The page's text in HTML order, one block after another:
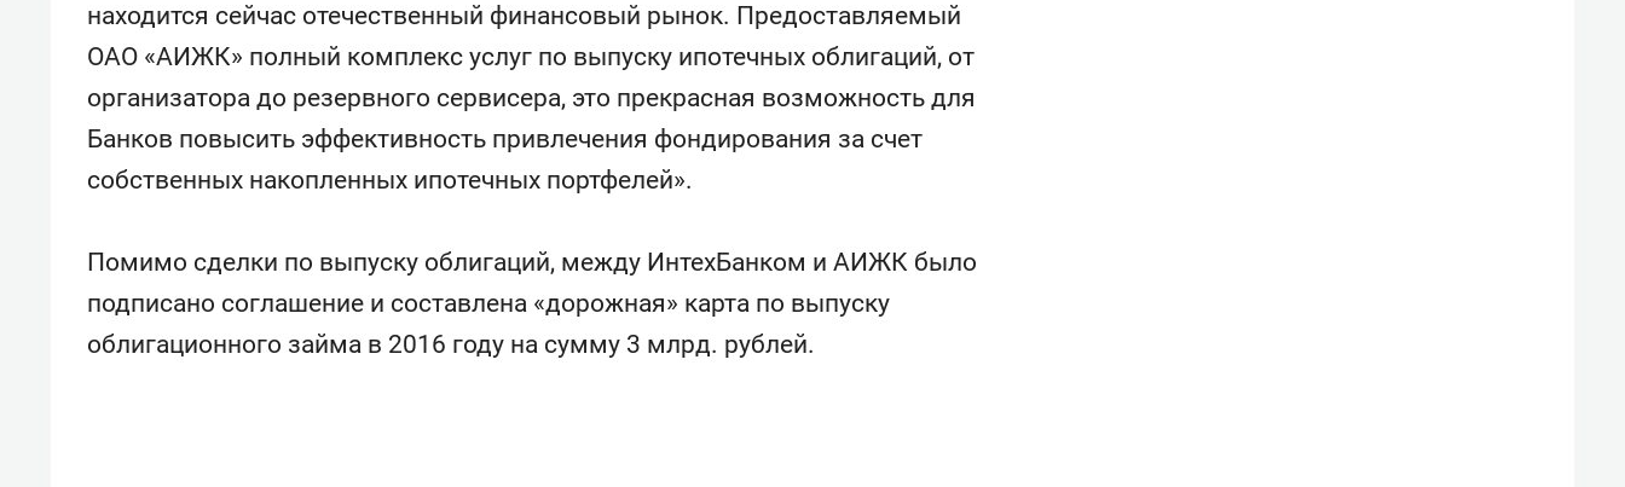
находится сейчас отечественный финансовый рынок. Предоставляемый
ОАО «АИЖК» полный комплекс услуг по выпуску ипотечных облигаций, от
организатора до резервного сервисера, это прекрасная возможность для
Банков повысить эффективность привлечения фондирования за счет
собственных накопленных ипотечных портфелей».
Помимо сделки по выпуску облигаций, между ИнтехБанком и АИЖК было
подписано соглашение и составлена «дорожная» карта по выпуску
облигационного займа в 2016 году на сумму 3 млрд. рублей.